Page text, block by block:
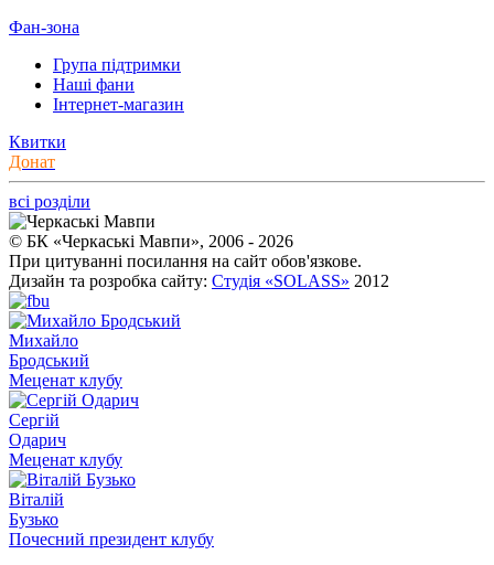
Фан-зона
Група підтримки
Наші фани
Інтернет-магазин
Квитки
Донат
всі розділи
© БК «Черкаські Мавпи», 2006 - 2026
При цитуванні посилання на сайт обов'язкове.
Дизайн та розробка сайту: Студія «SOLASS» 2012
Михайло
Бродський
Меценат клубу
Сергій
Одарич
Меценат клубу
Віталій
Бузько
Почесний президент клубу